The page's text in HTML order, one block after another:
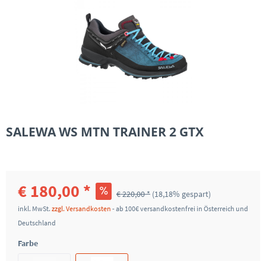
SALEWA WS MTN TRAINER 2 GTX
€ 180,00 * € 220,00 * (18,18% gespart)
inkl. MwSt. zzgl. Versandkosten - ab 100€ versandkostenfrei in Österreich und
Deutschland
Farbe